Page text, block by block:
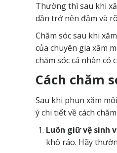
Thường thì sau khi
dần trở nên đậm và
Chăm sóc sau khi
của chuyên gia xăm
chăm sóc cá nhân
Cách chăm
Sau khi phun xăm
ý chi tiết về cách
Luôn giữ vệ sinh
khô ráo. Hãy